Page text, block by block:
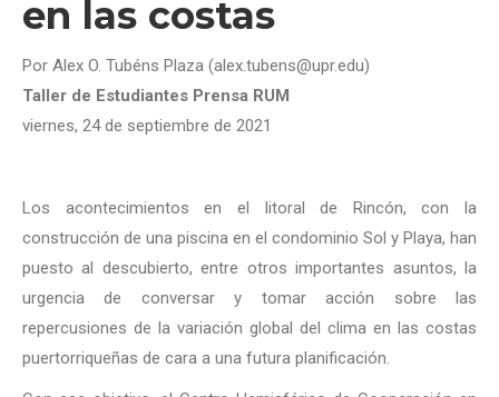
en las costas
Por Alex O. Tubéns Plaza (alex.tubens@upr.edu)
Taller de Estudiantes Prensa RUM
viernes, 24 de septiembre de 2021
Los acontecimientos en el litoral de Rincón, con la
construcción de una piscina en el condominio Sol y Playa, han
puesto al descubierto, entre otros importantes asuntos, la
urgencia de conversar y tomar acción sobre las
repercusiones de la variación global del clima en las costas
puertorriqueñas de cara a una futura planificación.